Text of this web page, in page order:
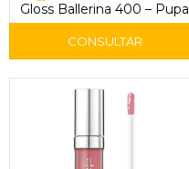
Gloss Ballerina 400 – Pupa